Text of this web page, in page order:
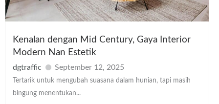
Kenalan dengan Mid Century, Gaya Interior
Modern Nan Estetik
dgtraffic September 12, 2025
Tertarik untuk mengubah suasana dalam hunian, tapi masih
bingung menentukan...